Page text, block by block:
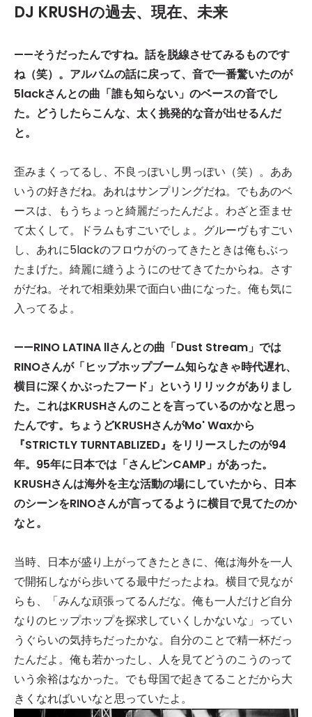
DJ KRUSHの過去、現在、未来
——そうだったんですね。話を脱線させてみるものです
ね（笑）。アルバムの話に戻って、音で一番驚いたのが
5lackさんとの曲「誰も知らない」のベースの音でし
た。どうしたらこんな、太く挑発的な音が出せるんだ
と。
歪みまくってるし、不良っぽいし男っぽい（笑）。ああ
いうの好きだね。あれはサンプリングだね。でもあのベ
ースは、もうちょっと綺麗だったんだよ。わざと歪ませ
て太くして。ドラムもすごいでしょ。グルーヴもすごい
し、あれに5lackのフロウがのってきたときは俺もぶっ
たまげた。綺麗に縫うようにのせてきてたからね。さす
がだね。それで相乗効果で面白い曲になった。俺も気に
入ってるよ。
——RINO LATINA llさんとの曲「Dust Stream 」では
RINOさんが「ヒップホップブーム知らなきゃ時代遅れ、
横目に深くかぶったフード」というリリックがありまし
た。これはKRUSHさんのことを言っているのかなと思っ
たんです。ちょうどKRUSHさんがMo' Waxから
『STRICTLY TURNTABLIZED』をリリースしたのが94
年。 95年に日本では「さんピンCAMP 」があった。
KRUSHさんは海外を主な活動の場にしていたから、日本
のシーンをRINOさんが言ってるように横目で見てたのか
なと。
当時、日本が盛り上がってきたときに、俺は海外を一人
で開拓しながら歩いてる最中だったよね。横目で見なが
らも、「みんな頑張ってるんだな。俺も一人だけど自分
なりのヒップホップを探求していくしかないな」ってい
うぐらいの気持ちだったかな。自分のことで精一杯だっ
たんだよ。俺も若かったし、人を見てどうのこうのって
いう余裕はなかった。でも母国で起きてることだから大
きくなればいいなと思っていたよ。